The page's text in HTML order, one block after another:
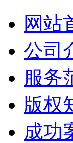
网站
公司
服务
版权
成功